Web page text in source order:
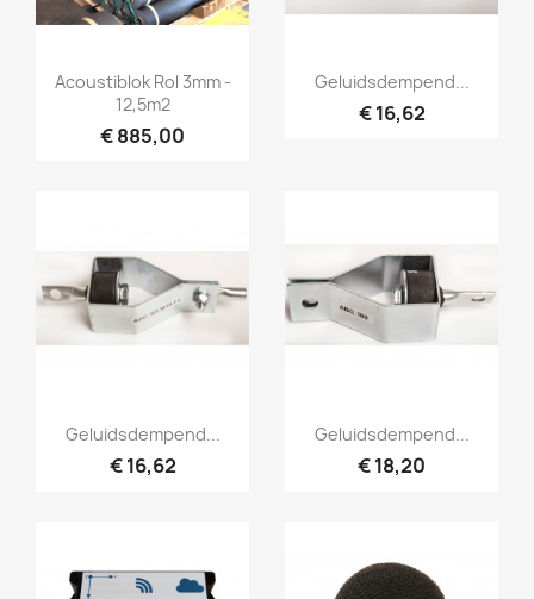
Snel bekijken
Acoustiblok Rol 3mm -
12,5m2
€ 885,00
Snel bekijken
Geluidsdempend...
€ 16,62
Snel bekijken
Geluidsdempend...
€ 16,62
Snel bekijken
Geluidsdempend...
€ 18,20